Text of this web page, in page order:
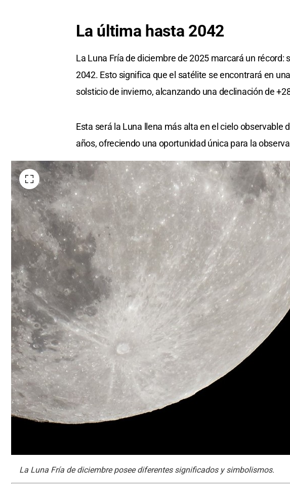
La última hasta 2042
La Luna Fría de diciembre de 2025 marcará un
2042. Esto significa que el satélite se encontrará en
solsticio de invierno, alcanzando una declinación de
Esta será la Luna llena más alta en el cielo
años, ofreciendo una oportunidad única para la
La Luna Fría de diciembre posee diferentes significados y simbolismos.